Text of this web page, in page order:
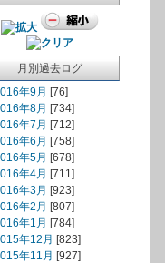
月別過去ログ
年9月 [76]
年8月 [734]
年7月 [712]
年6月 [758]
年5月 [678]
年4月 [711]
年3月 [923]
年2月 [807]
年1月 [784]
年12月 [823]
年11月 [927]